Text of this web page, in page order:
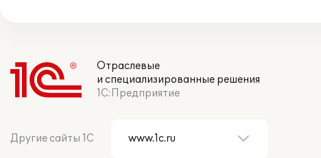
Отраслевые
и специализированные решения
1С:Предприятие
Другие сайты 1С